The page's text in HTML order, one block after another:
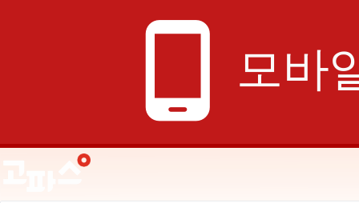
phone_android 모바